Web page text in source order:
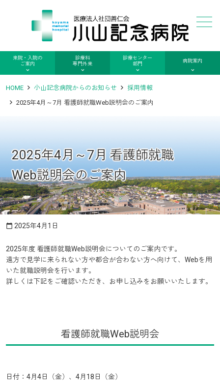
来院・入院の
ご案内
診療科
専門外来
診療センター
部門
病院案内
HOME 小山記念病院からのお知らせ
採用情報
2025年4月～7月 看護師就職Web説明会のご案内
2025年4月～7月 看護師就職
Web説明会のご案内
calendar_today 2025年4月1日
2025年度 看護師就職Web説明会についてのご案内です。
遠方で見学に来られない方や都合が合わない方へ向けて、Webを用
いた就職説明会を行います。
詳しくは下記をご確認いただき、お申し込みをお願いいたします。
看護師就職Web説明会
日付：4月4日（金）、4月18日（金）